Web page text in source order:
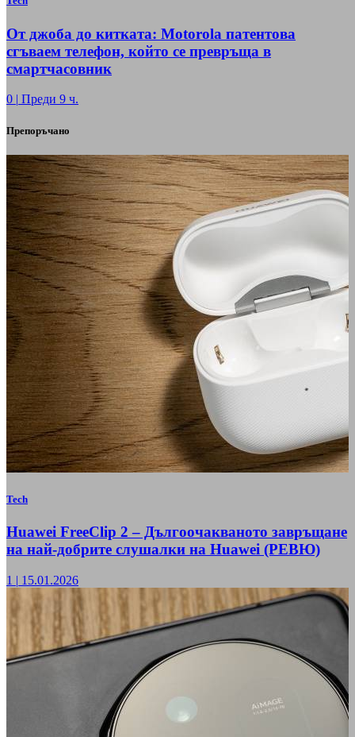
От джоба до китката: Motorola патентова
сгъваем телефон, който се превръща в
смартчасовник
0 | Преди 9 ч.
Препоръчано
Tech
Huawei FreeClip 2 – Дългоочакваното завръщане
на най-добрите слушалки на Huawei (РЕВЮ)
1 | 15.01.2026